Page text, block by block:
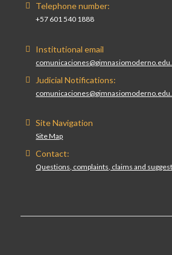
Telephone number:
+57 601 540 1888
Institutional email
Judicial Notifications:
Site Navigation
Site Map
Contact:
Questions, complaints, claims and